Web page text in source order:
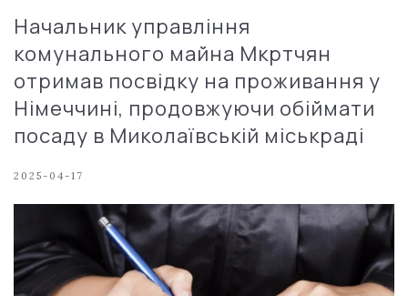
Начальник управління
комунального майна Мкртчян
отримав посвідку на проживання у
Німеччині, продовжуючи обіймати
посаду в Миколаївській міськраді
2025-04-17